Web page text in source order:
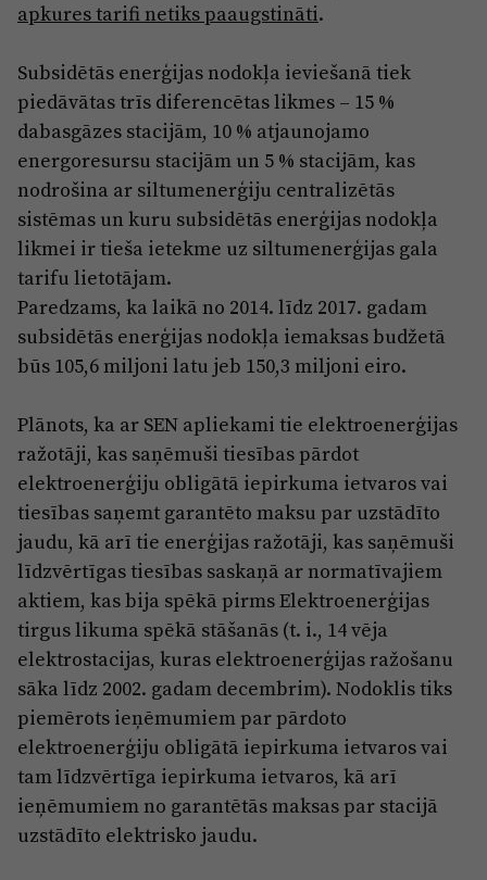
apkures tarifi netiks paaugstināti.
Subsidētās enerģijas nodokļa ieviešanā tiek
piedāvātas trīs diferencētas likmes – 15 %
dabasgāzes stacijām, 10 % atjaunojamo
energoresursu stacijām un 5 % stacijām, kas
nodrošina ar siltumenerģiju centralizētās
sistēmas un kuru subsidētās enerģijas nodokļa
likmei ir tieša ietekme uz siltumenerģijas gala
tarifu lietotājam.
Paredzams, ka laikā no 2014. līdz 2017. gadam
subsidētās enerģijas nodokļa iemaksas budžetā
būs 105,6 miljoni latu jeb 150,3 miljoni eiro.
Plānots, ka ar SEN apliekami tie elektroenerģijas
ražotāji, kas saņēmuši tiesības pārdot
elektroenerģiju obligātā iepirkuma ietvaros vai
tiesības saņemt garantēto maksu par uzstādīto
jaudu, kā arī tie enerģijas ražotāji, kas saņēmuši
līdzvērtīgas tiesības saskaņā ar normatīvajiem
aktiem, kas bija spēkā pirms Elektroenerģijas
tirgus likuma spēkā stāšanās (t. i., 14 vēja
elektrostacijas, kuras elektroenerģijas ražošanu
sāka līdz 2002. gadam decembrim). Nodoklis tiks
piemērots ieņēmumiem par pārdoto
elektroenerģiju obligātā iepirkuma ietvaros vai
tam līdzvērtīga iepirkuma ietvaros, kā arī
ieņēmumiem no garantētās maksas par stacijā
uzstādīto elektrisko jaudu.